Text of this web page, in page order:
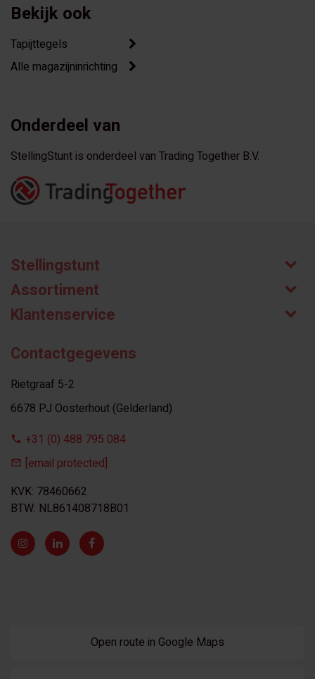
Bekijk ook
Tapijttegels
Alle magazijninrichting
Onderdeel van
StellingStunt is onderdeel van Trading Together B.V.
Stellingstunt
Assortiment
Klantenservice
Contactgegevens
Rietgraaf 5-2
6678 PJ Oosterhout (Gelderland)
+31 (0) 488 795 084
[email protected]
KVK: 78460662
BTW: NL861408718B01
Open route in Google Maps